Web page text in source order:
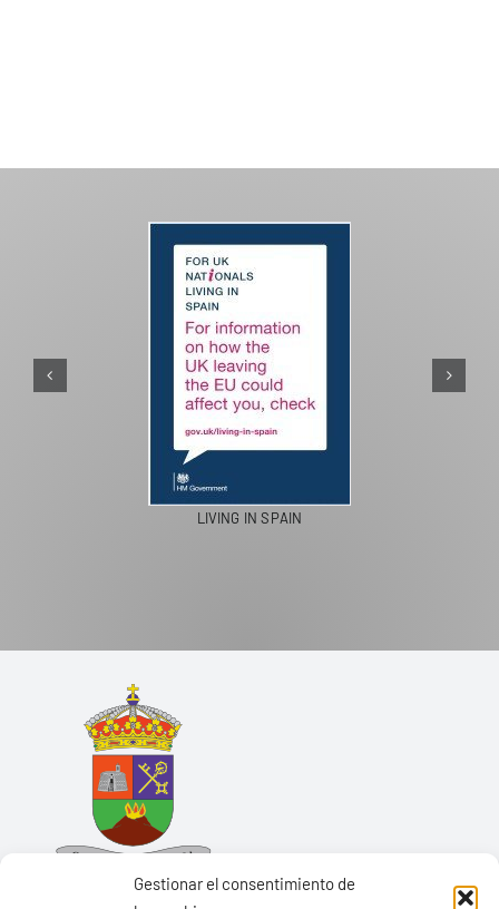
Gestionar el consentimiento de
LIVING IN SPAIN